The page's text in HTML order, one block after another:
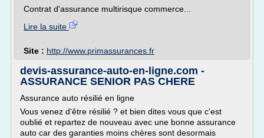
Contrat d'assurance multirisque commerce...
Lire la suite
Site : http://www.primassurances.fr
devis-assurance-auto-en-ligne.com -
ASSURANCE SENIOR PAS CHERE
Assurance auto résilié en ligne
Vous venez d'être résilié ? et bien dites vous que c'est
oublié et repartez de nouveau avec une bonne assurance
auto car des garanties moins chères sont desormais